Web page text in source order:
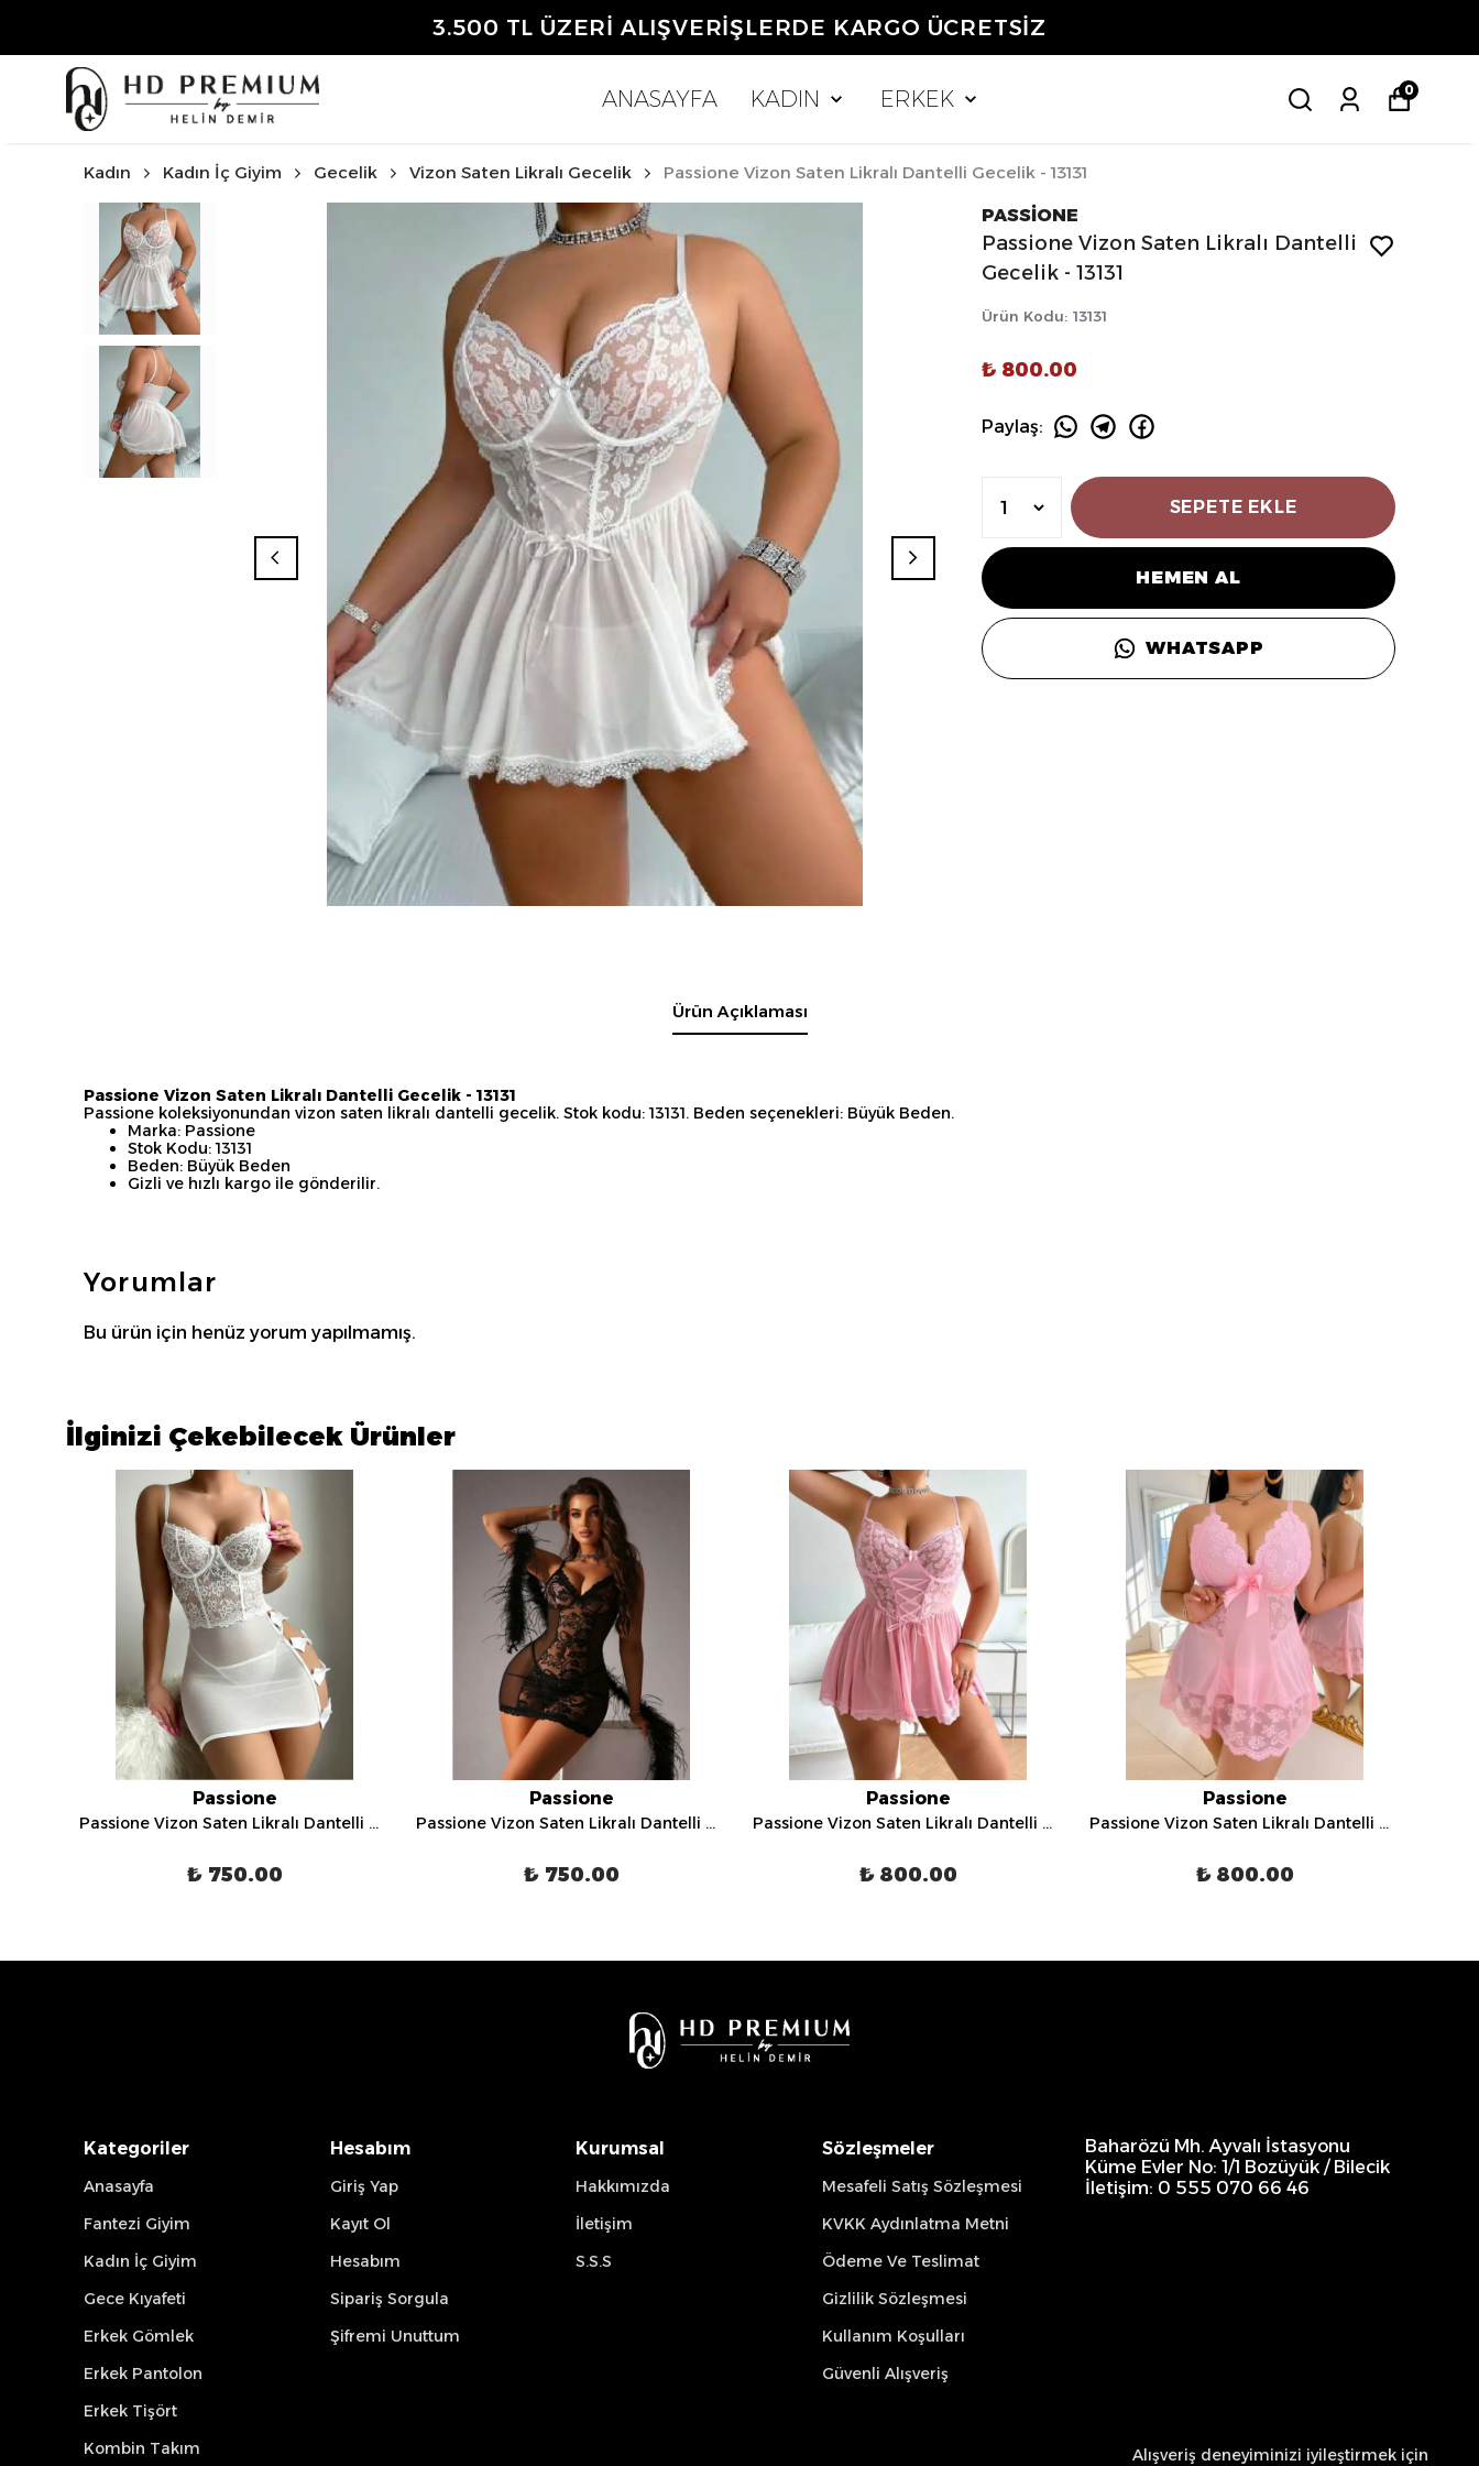
3.500 TL ÜZERİ ALIŞVERİŞLERDE KARGO ÜCRETSİZ
ANASAYFA KADIN ERKEK 0
Alışveriş deneyiminizi iyileştirmek için
Kadın Kadın İç Giyim Gecelik Vizon Saten Likralı Gecelik Passione Vizon Saten Likralı Dantelli Gecelik - 13131
PASSİONE
Passione Vizon Saten Likralı Dantelli
Gecelik - 13131
Ürün Kodu: 13131
₺ 800.00
Paylaş:
SEPETE EKLE
HEMEN AL
WHATSAPP
Ürün Açıklaması
Passione Vizon Saten Likralı Dantelli Gecelik - 13131
Passione koleksiyonundan vizon saten likralı dantelli gecelik. Stok kodu: 13131. Beden seçenekleri: Büyük Beden.
Marka: Passione
Stok Kodu: 13131
Beden: Büyük Beden
Gizli ve hızlı kargo ile gönderilir.
Yorumlar
Bu ürün için henüz yorum yapılmamış.
İlginizi Çekebilecek Ürünler
Passione
Passione Vizon Saten Likralı Dantelli Gecelik - 4040
₺ 750.00
Passione
Passione Vizon Saten Likralı Dantelli Gecelik - 4081
₺ 750.00
Passione
Passione Vizon Saten Likralı Dantelli Gecelik - 13132
₺ 800.00
Passione
Passione Vizon Saten Likralı Dantelli Gecelik - 13136
₺ 800.00
Kategoriler
Anasayfa
Fantezi Giyim
Kadın İç Giyim
Gece Kıyafeti
Erkek Gömlek
Erkek Pantolon
Erkek Tişört
Kombin Takım
Hesabım
Giriş Yap
Kayıt Ol
Hesabım
Sipariş Sorgula
Şifremi Unuttum
Kurumsal
Hakkımızda
İletişim
S.S.S
Sözleşmeler
Mesafeli Satış Sözleşmesi
KVKK Aydınlatma Metni
Ödeme Ve Teslimat
Gizlilik Sözleşmesi
Kullanım Koşulları
Güvenli Alışveriş
Baharözü Mh. Ayvalı İstasyonu
Küme Evler No: 1/1 Bozüyük / Bilecik
İletişim: 0 555 070 66 46